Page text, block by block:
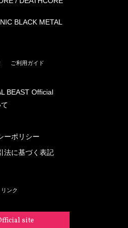
BLACK METAL
ご利用ガイド
BEAST Official
ーポリシー
法に基づく表記
リンク
site